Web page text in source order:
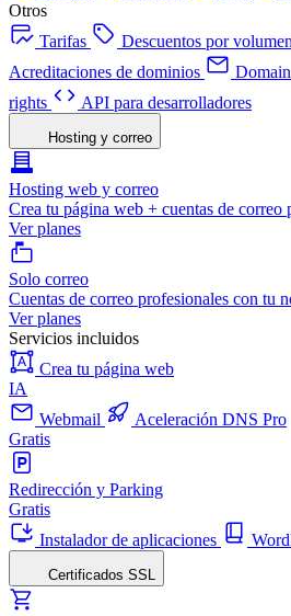
Otros
Tarifas
Descuentos por volumen
Acreditaciones de dominios
rights
API para desarrolladores
Hosting y correo
Hosting web y correo
Crea tu página web + cuentas de correo
Ver planes
Solo correo
Cuentas de correo profesionales con tu
Ver planes
Servicios incluidos
Crea tu página web
IA
Webmail
Aceleración DNS Pro
Gratis
Redirección y Parking
Gratis
Instalador de aplicaciones
Certificados SSL